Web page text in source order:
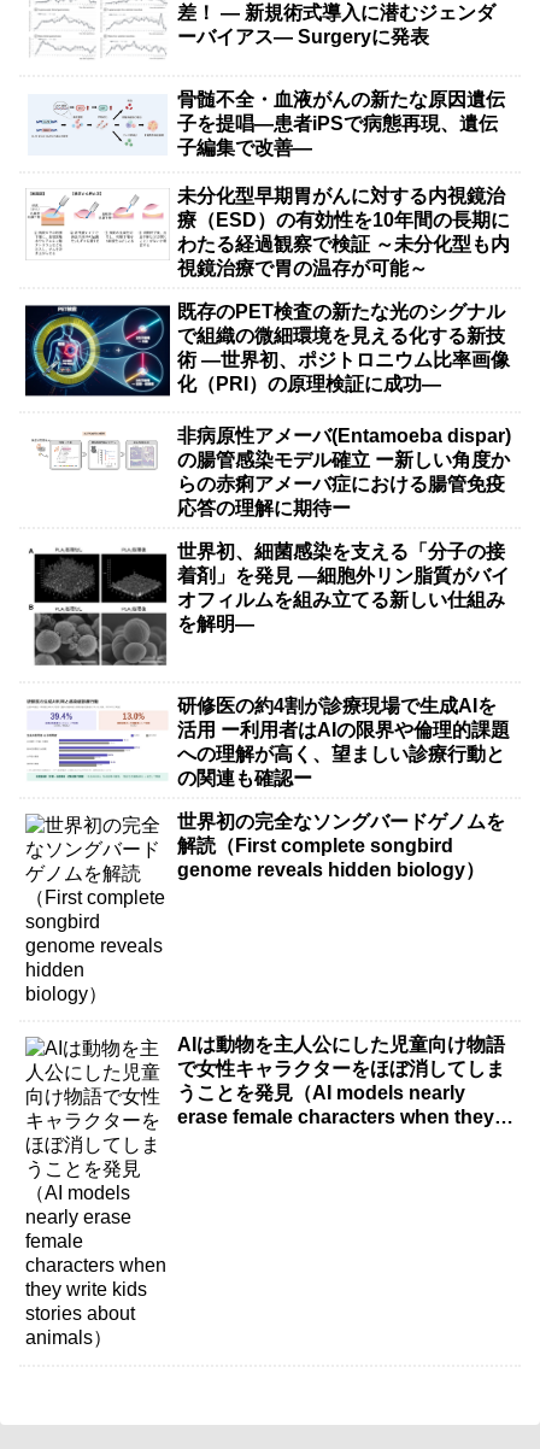
差！ — 新規術式導入に潜むジェンダ
ーバイアス— Surgeryに発表
骨髄不全・血液がんの新たな原因遺伝
子を提唱―患者iPSで病態再現、遺伝
子編集で改善―
未分化型早期胃がんに対する内視鏡治
療（ESD）の有効性を10年間の長期に
わたる経過観察で検証 ～未分化型も内
視鏡治療で胃の温存が可能～
既存のPET検査の新たな光のシグナル
で組織の微細環境を見える化する新技
術 ―世界初、ポジトロニウム比率画像
化（PRI）の原理検証に成功―
非病原性アメーバ(Entamoeba dispar)
の腸管感染モデル確立 ー新しい角度か
らの赤痢アメーバ症における腸管免疫
応答の理解に期待ー
世界初、細菌感染を支える「分子の接
着剤」を発見 ―細胞外リン脂質がバイ
オフィルムを組み立てる新しい仕組み
を解明―
研修医の約4割が診療現場で生成AIを
活用 ー利用者はAIの限界や倫理的課題
への理解が高く、望ましい診療行動と
の関連も確認ー
世界初の完全なソングバードゲノムを
解読（First complete songbird
genome reveals hidden biology）
AIは動物を主人公にした児童向け物語
で女性キャラクターをほぼ消してしま
うことを発見（AI models nearly
erase female characters when they